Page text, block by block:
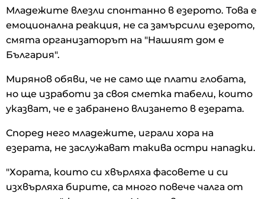
Младежите влезли спонтанно в езерото. Това е
емоционална реакция, не са замърсили езерото,
смята организаторът на "Нашият дом е
България".
Мирянов обяви, че не само ще плати глобата,
но ще изработи за своя сметка табели, които
указват, че е забранено влизането в езерата.
Според него младежите, играли хора на
езерата, не заслужават такива остри нападки.
"Хората, които си хвърляха фасовете и си
изхвърляха бирите, са много повече чалга от